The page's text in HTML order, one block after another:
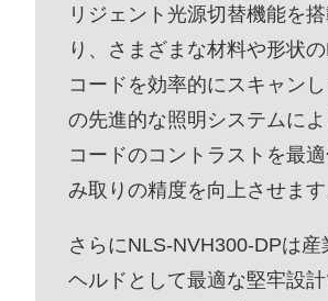
リジェント光源切替機能を
り、さまざまな材料や形状
コードを効率的にスキャンし
の先進的な照明システムに
コードのコントラストを最
み取りの精度を向上させます
さらにNLS-NVH300-DPは産
ヘルドとして最適な堅牢設